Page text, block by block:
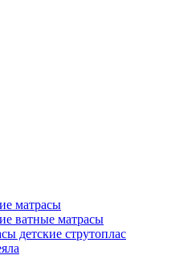
матрасы
ватные матрасы
детские струтоплас